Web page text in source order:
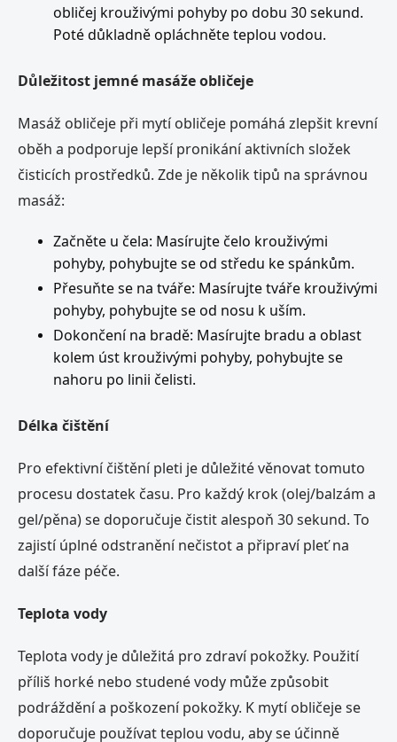
obličej krouživými pohyby po dobu 30 sekund.
Poté důkladně opláchněte teplou vodou.
Důležitost jemné masáže obličeje
Masáž obličeje při mytí obličeje pomáhá zlepšit krevní
oběh a podporuje lepší pronikání aktivních složek
čisticích prostředků. Zde je několik tipů na správnou
masáž:
Začněte u čela: Masírujte čelo krouživými
pohyby, pohybujte se od středu ke spánkům.
Přesuňte se na tváře: Masírujte tváře krouživými
pohyby, pohybujte se od nosu k uším.
Dokončení na bradě: Masírujte bradu a oblast
kolem úst krouživými pohyby, pohybujte se
nahoru po linii čelisti.
Délka čištění
Pro efektivní čištění pleti je důležité věnovat tomuto
procesu dostatek času. Pro každý krok (olej/balzám a
gel/pěna) se doporučuje čistit alespoň 30 sekund. To
zajistí úplné odstranění nečistot a připraví pleť na
další fáze péče.
Teplota vody
Teplota vody je důležitá pro zdraví pokožky. Použití
příliš horké nebo studené vody může způsobit
podráždění a poškození pokožky. K mytí obličeje se
doporučuje používat teplou vodu, aby se účinně